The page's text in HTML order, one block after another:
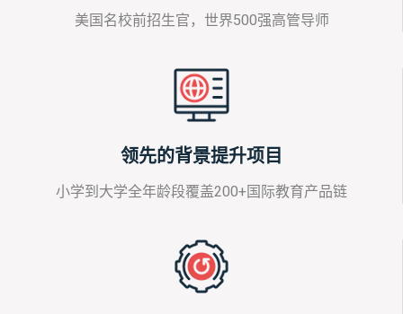
美国名校前招生官，世界500强高管导师
领先的背景提升项目
小学到大学全年龄段覆盖200+国际教育产品链